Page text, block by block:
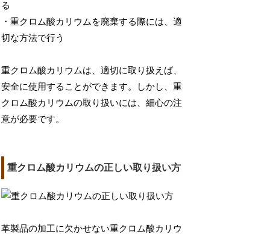
る
・重クロム酸カリウムを廃棄する際には、適
切な方法で行う
重クロム酸カリウムは、適切に取り扱えば、
安全に使用することができます。しかし、重
クロム酸カリウムの取り扱いには、細心の注
意が必要です。
重クロム酸カリウムの正しい取り扱い方
革製品の加工に欠かせない重クロム酸カリウ